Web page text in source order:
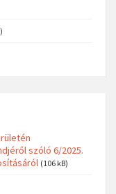
szóló 6/2025.
(106 kB)